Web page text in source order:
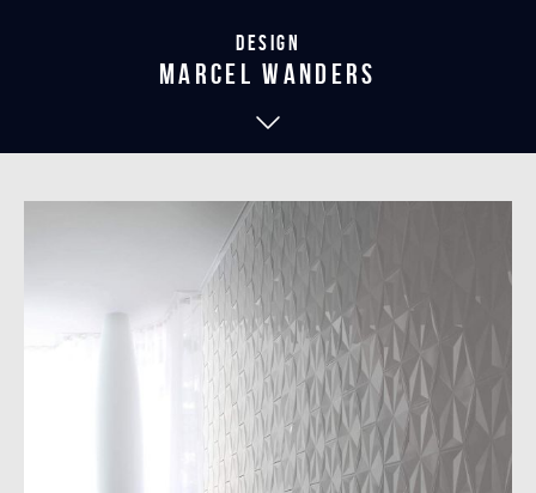
Design
marcel wanders